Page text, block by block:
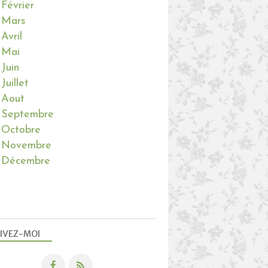
MOI
Février
Mars
Avril
Mai
Juin
Juillet
Aout
Septembre
Octobre
Novembre
Décembre